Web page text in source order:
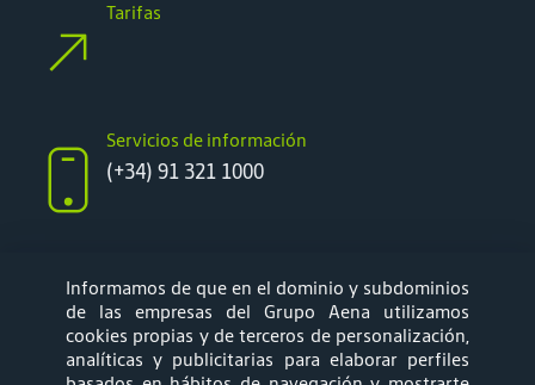
Servicios de información
(+34) 91 321 1000
Tarifas
síguenos
Informamos de que en el dominio y subdominios
de las empresas del Grupo Aena utilizamos
cookies propias y de terceros de personalización,
analíticas y publicitarias para elaborar perfiles